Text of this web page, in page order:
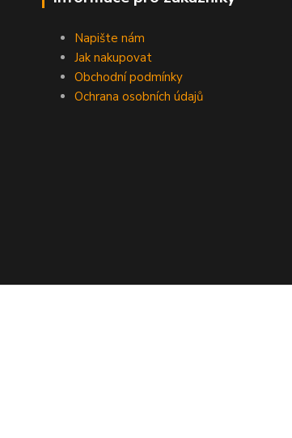
Napište nám
Jak nakupovat
Obchodní podmínky
Ochrana osobních údajů